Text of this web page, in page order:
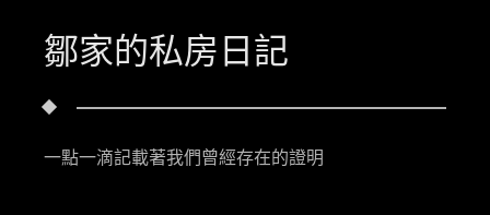
鄒家的私房日記
一點一滴記載著我們曾經存在的證明